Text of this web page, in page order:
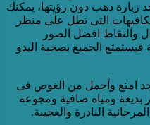
دهب دون رؤيتها، يمكنك
التى تطل على منظر
والتقاط افضل الصور
فيستمتع الجميع بصحبة البدو
امتع وأجمل من الغوص فى
بديعة ومياه صافية ومجوعة
النادرة والعجيبة.